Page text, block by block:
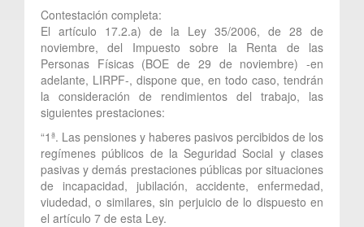
Contestación completa:
El artículo 17.2.a) de la Ley 35/2006, de 28 de
noviembre, del Impuesto sobre la Renta de las
Personas Físicas (BOE de 29 de noviembre) -en
adelante, LIRPF-, dispone que, en todo caso, tendrán
la consideración de rendimientos del trabajo, las
siguientes prestaciones:
“1ª. Las pensiones y haberes pasivos percibidos de los
regímenes públicos de la Seguridad Social y clases
pasivas y demás prestaciones públicas por situaciones
de incapacidad, jubilación, accidente, enfermedad,
viudedad, o similares, sin perjuicio de lo dispuesto en
el artículo 7 de esta Ley.